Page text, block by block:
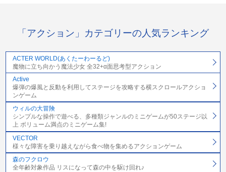
「アクション」カテゴリーの人気ランキング
ACTER WORLD(あくたーわーるど)
魔物に立ち向かう魔法少女 全32+α面思考型アクション
Active
爆弾の爆風と反動を利用してステージを攻略する横スクロールアクショ
ンゲーム
ウィルの大冒険
シンプルな操作で遊べる、多種類ジャンルのミニゲームが50ステージ以
上 ボリューム満点のミニゲーム集!
VECTOR
様々な障害を乗り越えながら食べ物を集めるアクションゲーム
森のフクロウ
全年齢対象作品 リスになって森の中を駆け回れ♪